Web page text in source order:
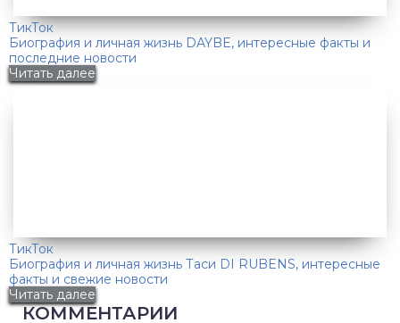
ТикТок
Биография и личная жизнь DAYBE, интересные факты и
последние новости
Читать далее
ТикТок
Биография и личная жизнь Таси DI RUBENS, интересные
факты и свежие новости
Читать далее
КОММЕНТАРИИ